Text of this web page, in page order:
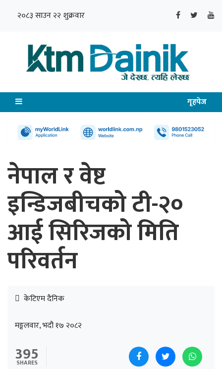
२०८३ साउन २२ शुक्रवार
गृहपेज
नेपाल र वेष्ट
इन्डिजबीचको टी-२०
आई सिरिजको मिति
परिवर्तन
केटिएम दैनिक
मङ्गलवार, भदौ १७ २०८२
395
SHARES